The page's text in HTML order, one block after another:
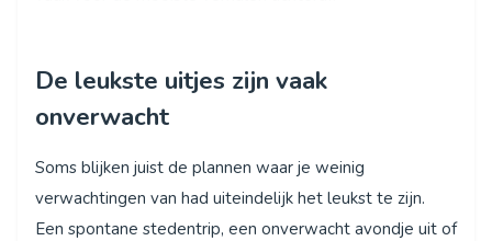
De leukste uitjes zijn vaak
onverwacht
Soms blijken juist de plannen waar je weinig
verwachtingen van had uiteindelijk het leukst te zijn.
Een spontane stedentrip, een onverwacht avondje uit of